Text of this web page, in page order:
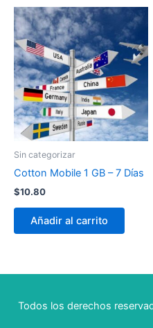
Sin categorizar
Cotton Mobile 1 GB – 7 Días
$10.80
Añadir al carrito
Todos los derechos